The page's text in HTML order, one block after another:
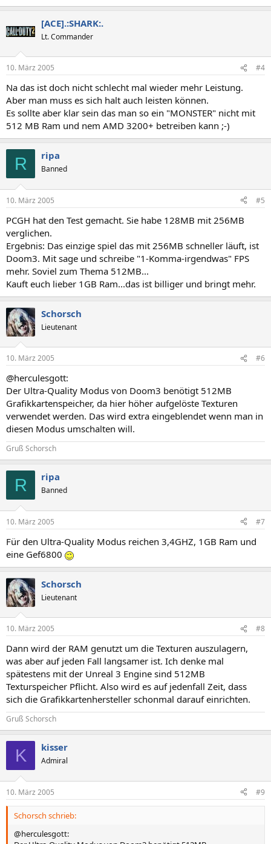
[ACE].:SHARK:.
Lt. Commander
10. März 2005 #4
Na das ist doch nicht schlecht mal wieder mehr Leistung.
Aber man muss es sich halt auch leisten können.
Es sollte aber klar sein das man so ein "MONSTER" nicht mit
512 MB Ram und nem AMD 3200+ betreiben kann ;-)
R ripa
Banned
10. März 2005 #5
PCGH hat den Test gemacht. Sie habe 128MB mit 256MB
verglichen.
Ergebnis: Das einzige spiel das mit 256MB schneller läuft, ist
Doom3. Mit sage und schreibe "1-Komma-irgendwas" FPS
mehr. Soviel zum Thema 512MB...
Kauft euch lieber 1GB Ram...das ist billiger und bringt mehr.
Schorsch
Lieutenant
10. März 2005 #6
@herculesgott:
Der Ultra-Quality Modus von Doom3 benötigt 512MB
Grafikkartenspeicher, da hier höher aufgelöste Texturen
verwendet werden. Das wird extra eingeblendet wenn man in
diesen Modus umschalten will.
Gruß Schorsch
R ripa
Banned
10. März 2005 #7
Für den Ultra-Quality Modus reichen 3,4GHZ, 1GB Ram und
eine Gef6800
Schorsch
Lieutenant
10. März 2005 #8
Dann wird der RAM genutzt um die Texturen auszulagern,
was aber auf jeden Fall langsamer ist. Ich denke mal
spätestens mit der Unreal 3 Engine sind 512MB
Texturspeicher Pflicht. Also wird es auf jedenfall Zeit, dass
sich die Grafikkartenhersteller schonmal darauf einrichten.
Gruß Schorsch
K kisser
Admiral
10. März 2005 #9
Schorsch schrieb:
@herculesgott: